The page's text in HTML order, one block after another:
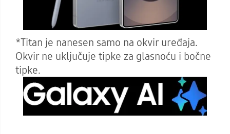
*Titan je nanesen samo na okvir uređaja.
Okvir ne uključuje tipke za glasnoću i bočne
tipke.